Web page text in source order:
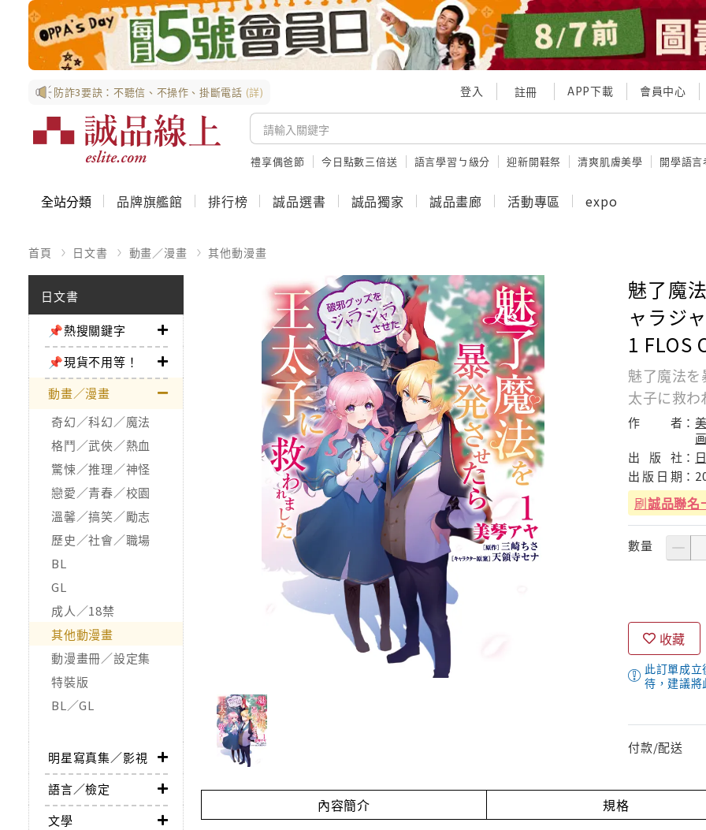
防詐3要訣：不聽信、不操作、掛斷電話 (詳) 登入 註冊 APP下載 會員中心
禮享偶爸節 今日點數三倍送 語言學習ㄅ級分 迎新開鞋祭 清爽肌膚美學 開學語
全站分類 品牌旗艦館 排行榜 誠品選書 誠品獨家 誠品畫廊 活動專區 expo
首頁 日文書 動畫／漫畫 其他動漫畫
日文書
📌熱搜關鍵字
📌現貨不用等！
動畫／漫畫
奇幻／科幻／魔法
格鬥／武俠／熱血
驚悚／推理／神怪
戀愛／青春／校園
溫馨／搞笑／勵志
歷史／社會／職場
BL
GL
成人／18禁
其他動漫畫
動漫畫冊／設定集
特裝版
BL／GL
明星寫真集／影視
語言／檢定
文學
魅了魔
ャラジ
1 FLOS
魅了魔法
太子に救わ
作 者：
出
版 社：
出 版 日 期：
刷誠品聯名
數量
收藏
此訂單成
待，建議
付款/配送
內容簡介 規格